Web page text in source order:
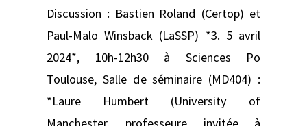
Discussion : Bastien Roland (Certop) et
Paul-Malo Winsback (LaSSP) *3. 5 avril
2024*, 10h-12h30 à Sciences Po
Toulouse, Salle de séminaire (MD404) :
*Laure Humbert (University of
Manchester, professeure invitée à